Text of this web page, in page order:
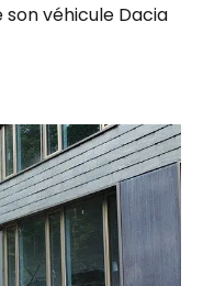
véhicule Dacia